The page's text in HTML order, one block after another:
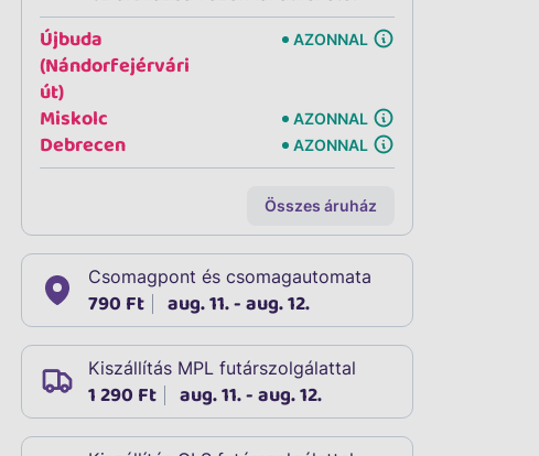
Újbuda
(Nándorfejérvári
út)
AZONNAL
Miskolc AZONNAL
Debrecen AZONNAL
Összes áruház
Csomagpont és csomagautomata
790 Ft aug. 11. - aug. 12.
Kiszállítás MPL futárszolgálattal
1 290 Ft aug. 11. - aug. 12.